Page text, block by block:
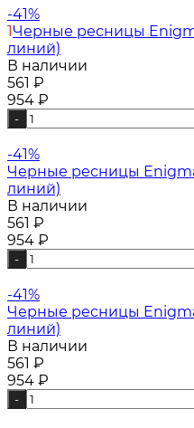
-41%
1Черные ресницы
линий)
В наличии
561 ₽
954 ₽
-
-41%
Черные ресницы
линий)
В наличии
561 ₽
954 ₽
-
-41%
Черные ресницы
линий)
В наличии
561 ₽
954 ₽
-